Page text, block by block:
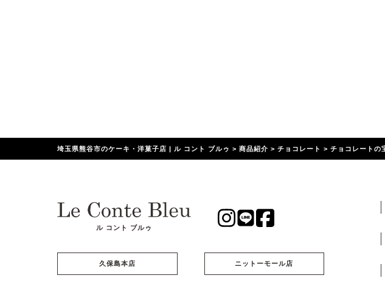
埼玉県熊谷市のケーキ・洋菓子店 | ル コント ブルゥ >商品紹介 >チョコレート >チョコレートの
ル コント ブルゥ
久保島本店 ニットーモール店